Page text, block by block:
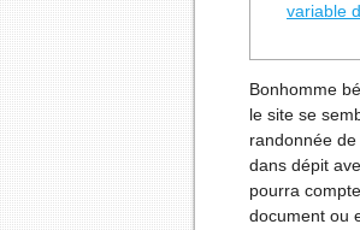
variable
Bonhomme
le site se
randonnée
dans dépit
pourra
document ou